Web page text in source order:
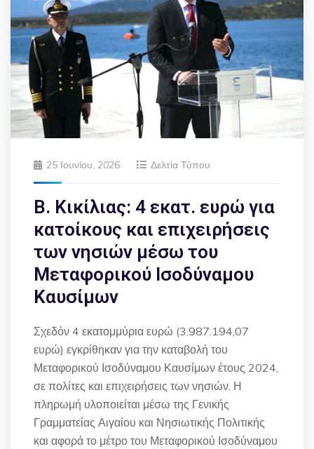
25 Ιουνίου, 2026 Δελτία Τύπου
Β. Κικίλιας: 4 εκατ. ευρώ για
κατοίκους και επιχειρήσεις
των νησιών μέσω του
Μεταφορικού Ισοδύναμου
Καυσίμων
Σχεδόν 4 εκατομμύρια ευρώ (3.987.194,07
ευρώ) εγκρίθηκαν για την καταβολή του
Μεταφορικού Ισοδύναμου Καυσίμων έτους 2024,
σε πολίτες και επιχειρήσεις των νησιών. Η
πληρωμή υλοποιείται μέσω της Γενικής
Γραμματείας Αιγαίου και Νησιωτικής Πολιτικής
και αφορά το μέτρο του Μεταφορικού Ισοδύναμου